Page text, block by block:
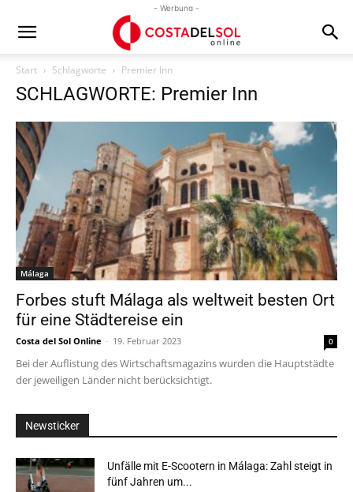
- Werbung -
Start Schlagworte Premier Inn
SCHLAGWORTE: Premier Inn
Málaga
Forbes stuft Málaga als weltweit besten Ort
für eine Städtereise ein
Costa del Sol Online - 19. Februar 2023 0
Bei der Auflistung des Wirtschaftsmagazins wurden die Hauptstädte
der jeweiligen Länder nicht berücksichtigt.
Newsticker
Unfälle mit E-Scootern in Málaga: Zahl steigt in
fünf Jahren um...